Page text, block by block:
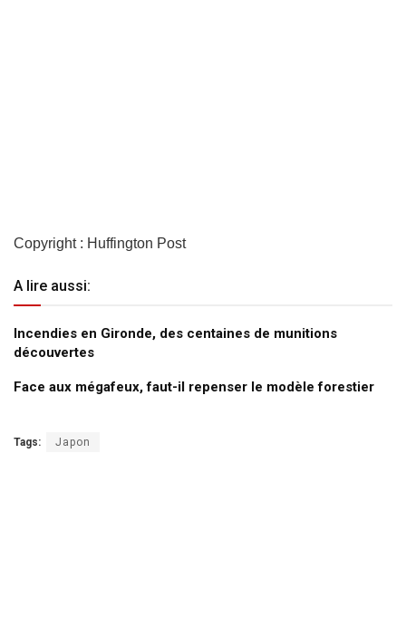
Copyright : Huffington Post
A lire aussi:
Incendies en Gironde, des centaines de munitions
découvertes
Face aux mégafeux, faut-il repenser le modèle forestier
Tags: Japon